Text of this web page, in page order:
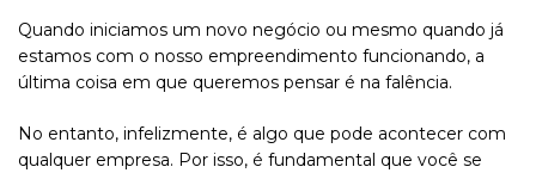
Quando iniciamos um novo negócio ou mesmo quando já
estamos com o nosso empreendimento funcionando, a
última coisa em que queremos pensar é na falência.
No entanto, infelizmente, é algo que pode acontecer com
qualquer empresa. Por isso, é fundamental que você se